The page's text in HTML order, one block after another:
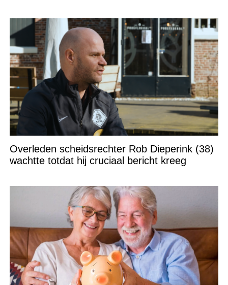
Overleden scheidsrechter Rob Dieperink (38)
wachtte totdat hij cruciaal bericht kreeg